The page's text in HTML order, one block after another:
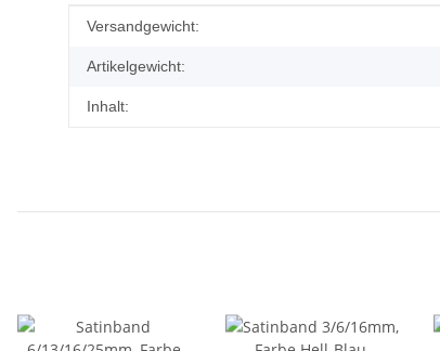
Produkteigenschaft
Wert
Versandgewicht:
Artikelgewicht:
Inhalt: